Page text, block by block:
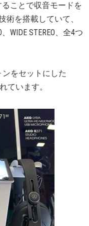
ことで収音モードを
術を搭載していて、
、WIDE STEREO、全4つ
ンをセットにした
ています。